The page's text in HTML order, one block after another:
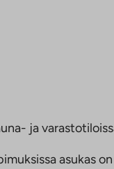
ja
asukas